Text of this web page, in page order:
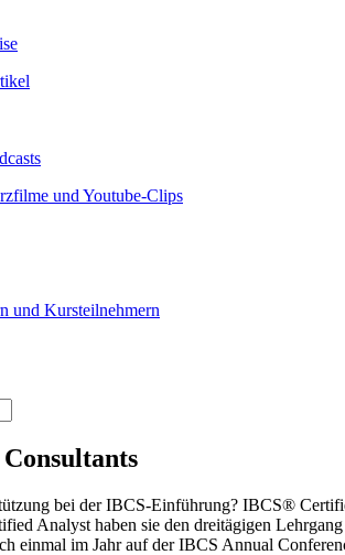
und Youtube-Clips
und Kursteilnehmern
bei der IBCS-Einführung? IBCS®
Analyst haben sie den dreitägigen
einmal im Jahr auf der IBCS Annual